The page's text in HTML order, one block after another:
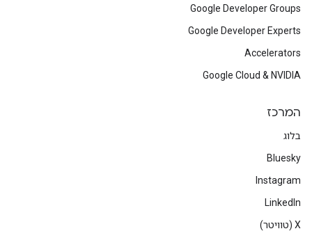
Google Developer Groups
Google Developer Experts
Accelerators
Google Cloud & NVIDIA
המרכז
בלוג
Bluesky
Instagram
LinkedIn
‫X (טוויטר)